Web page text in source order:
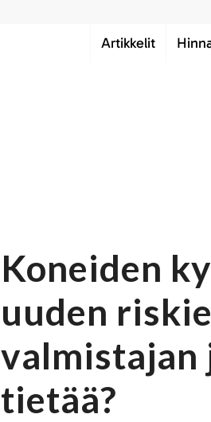
Artikkelit
Koneiden
uuden
valmistajan
tietää?